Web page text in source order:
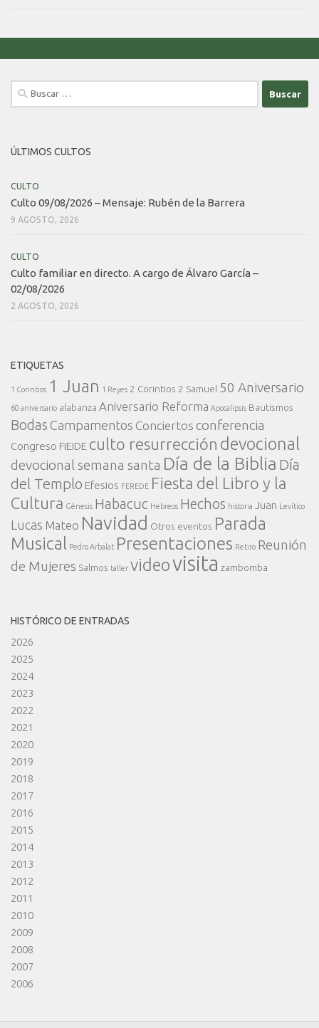
Buscar:
ÚLTIMOS CULTOS
CULTO
Culto 09/08/2026 – Mensaje: Rubén de la Barrera
9 AGOSTO, 2026
CULTO
Culto familiar en directo. A cargo de Álvaro García –
02/08/2026
2 AGOSTO, 2026
ETIQUETAS
1 Corintios 1 Juan 1 Reyes 2 Corintios 2 Samuel 50 Aniversario
60 aniversario alabanza Aniversario Reforma Apocalipsis Bautismos
Bodas Campamentos Conciertos conferencia
Congreso FIEIDE culto resurrección devocional
devocional semana santa Día de la Biblia Día
del Templo Efesios FEREDE Fiesta del Libro y la
Cultura Génesis Habacuc Hebreos Hechos historia Juan Levítico
Lucas Mateo Navidad Otros eventos Parada
Musical
Pedro Arbalat Presentaciones Retiro Reunión
de Mujeres Salmos taller videovisita zambomba
HISTÓRICO DE ENTRADAS
2026
2025
2024
2023
2022
2021
2020
2019
2018
2017
2016
2015
2014
2013
2012
2011
2010
2009
2008
2007
2006